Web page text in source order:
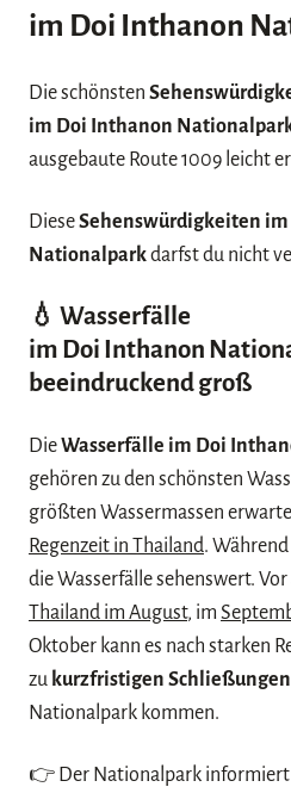
im Doi Inthanon
Die schönsten
im Doi Inthanon
ausgebaute Route 1009 leicht
DieseSehenswürdigkeiten
Nationalparkdarfst du nicht
💧 Wasserfälle
im Doi Inthanon
beeindruckend groß
DieWasserfälle im Doi
gehören zu den schönsten
größten Wassermassen
Regenzeit in Thailand.
die Wasserfälle sehenswert.
Thailand im August, im
Oktober kann es nach starken
zu kurzfristigen Schließungen
Nationalpark kommen.
👉 Der Nationalpark